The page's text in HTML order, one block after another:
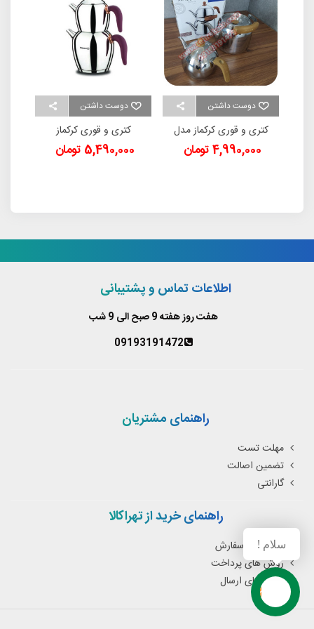
دوست داشتن
کتری و قوری کرکماز مدل
Foresta A217
4,990,000 تومان
دوست داشتن
کتری و قوری کرکماز
Sehnaz A215
5,490,000 تومان
اطلاعات تماس و پشتیبانی
هفت روز هفته 9 صبح الی 9 شب
09193191472
راهنمای مشتریان
مهلت تست
تضمین اصالت
گارانتی
راهنمای خرید از تهراکالا
نحوه ثبت سفارش
روش های پرداخت
روش های ارسال
سلام !